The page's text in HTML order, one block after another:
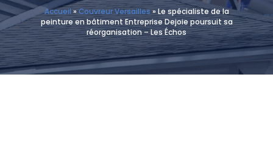
Accueil» Couvreur Versailles»Le spécialiste de la
peinture en bâtiment Entreprise Dejoie poursuit sa
réorganisation – Les Échos